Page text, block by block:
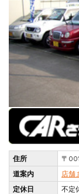
住所
〒
道案内
店舗
定休日
不定